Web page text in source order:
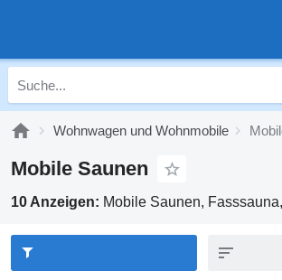
Wohnwagen und Wohnmobile
Mobile Saunen
10 Anzeigen: Mobile Saunen,